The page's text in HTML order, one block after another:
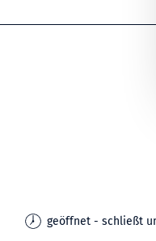
geöffnet - schließt